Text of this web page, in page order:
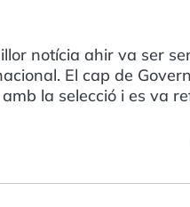
notícia ahir va ser
El cap de
la selecció i es va